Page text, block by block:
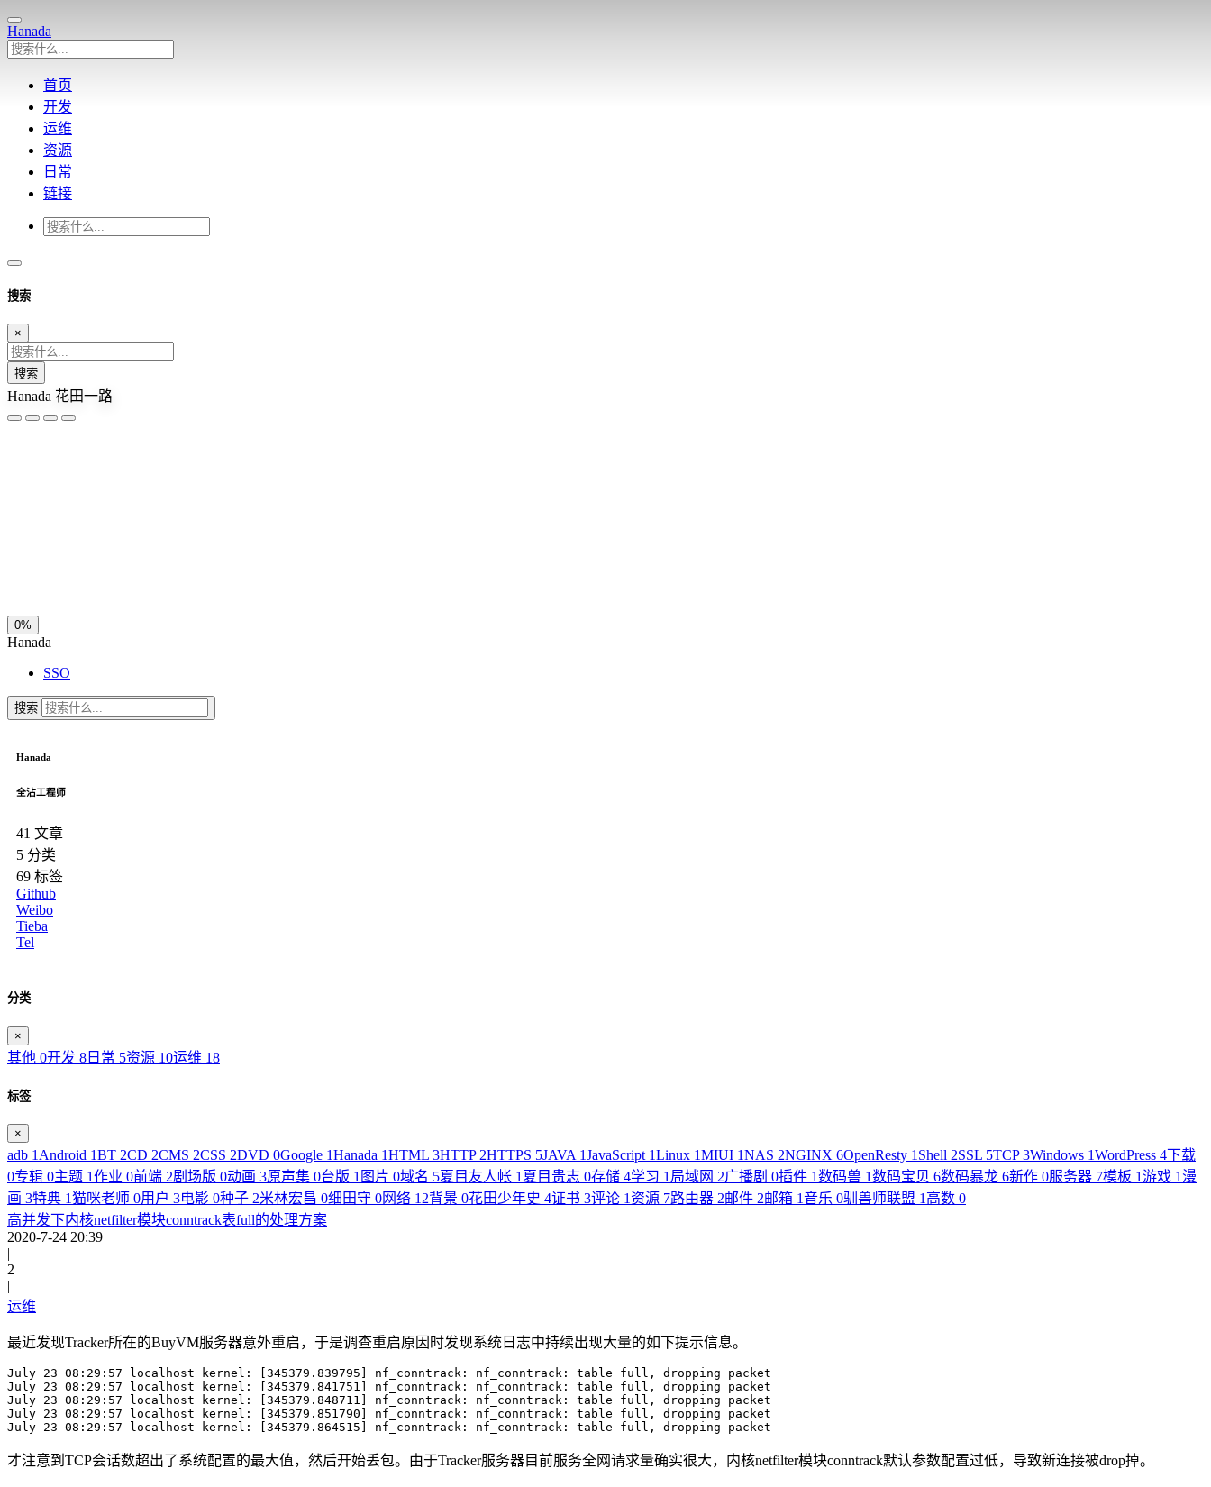
Hanada
首页
开发
运维
资源
日常
链接
搜索
×
搜索
Hanada 花田一路
0%
Hanada
SSO
搜索
Hanada
全沾工程师
41 文章
5 分类
69 标签
Github
Weibo
Tieba
Tel
分类
×
其他 0开发 8 日常 5资源 10运维 18
标签
×
adb 1 Android 1BT 2CD 2CMS 2CSS 2DVD 0Google 1Hanada 1HTML 3HTTP 2HTTPS 5JAVA 1JavaScript 1Linux 1MIUI 1NAS 2NGINX 6OpenResty 1 Shell 2SSL 5TCP3Windows 1WordPress 4下载
0专辑 0主题 1作业 0前端 2剧场版 0动画 3原声集 0台版 1 图片 0域名 5夏目友人帐 1 夏目贵志 0存储 4学习 1 局域网 2广播剧 0插件 1数码兽 1数码宝贝 6数码暴龙 6新作 0服务器 7模板 1游戏 1 漫
画 3特典 1猫咪老师 0用户 3电影 0种子 2米林宏昌 0细田守 0网络 12背景 0花田少年史 4证书 3评论 1 资源 7路由器 2邮件 2邮箱 1音乐 0驯兽师联盟 1 高数 0
高并发下内核netfilter模块conntrack表full的处理方案
2020-7-24 20:39
|
2
|
运维
最近发现Tracker所在的BuyVM服务器意外重启，于是调查重启原因时发现系统日志中持续出现大量的如下提示信息。
July 23 08:29:57 localhost kernel: [345379.839795] nf_conntrack: nf_conntrack: table full, dropping packet
July 23 08:29:57 localhost kernel: [345379.841751] nf_conntrack: nf_conntrack: table full, dropping packet
July 23 08:29:57 localhost kernel: [345379.848711] nf_conntrack: nf_conntrack: table full, dropping packet
July 23 08:29:57 localhost kernel: [345379.851790] nf_conntrack: nf_conntrack: table full, dropping packet
才注意到TCP会话数超出了系统配置的最大值，然后开始丢包。由于Tracker服务器目前服务全网请求量确实很大，内核netfilter模块conntrack默认参数配置过低，导致新连接被drop掉。